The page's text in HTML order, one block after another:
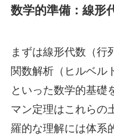
数学的準備：線形
まずは線形代数（行
関数解析（ヒルベル
といった数学的基礎
マン定理はこれらの
羅的な理解には体系